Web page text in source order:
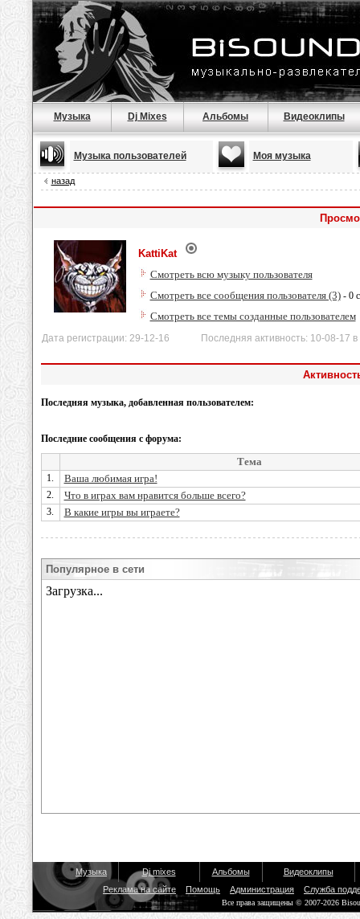
Музыка Dj Mixes Альбомы Видеоклипы
Музыка пользователей Моя музыка
назад
KattiKat
Смотреть всю музыку пользователя
Смотреть все сообщения пользователя (3)- 0
Смотреть все темы созданные пользователем
Дата регистрации: 29-12-16 Последняя активность: 10-08-17 в
Последняя музыка, добавленная пользователем:
Последние сообщения с форума:
Тема
1. Ваша любимая игра!
2. Что в играх вам нравится больше всего?
3. В какие игры вы играете?
Популярное в сети
Музыка Dj mixes Альбомы
Видеоклипы
Реклама на сайте
Помощь Администрация Служба
Все права защищены © 2007-2026